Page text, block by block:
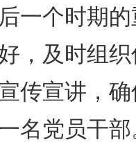
一个时期
，及时组
传宣讲，
名党员干